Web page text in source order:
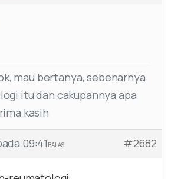
mau bertanya, sebenarnya
itu dan cakupannya apa
kasih
09:41 #2682
BALAS